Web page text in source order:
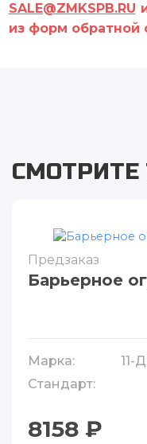
SALE@ZMKSPB.RU
из форм обратной
Предзаказ
Барьерное
Марка:
11-
Стандарт:
8158 ₽